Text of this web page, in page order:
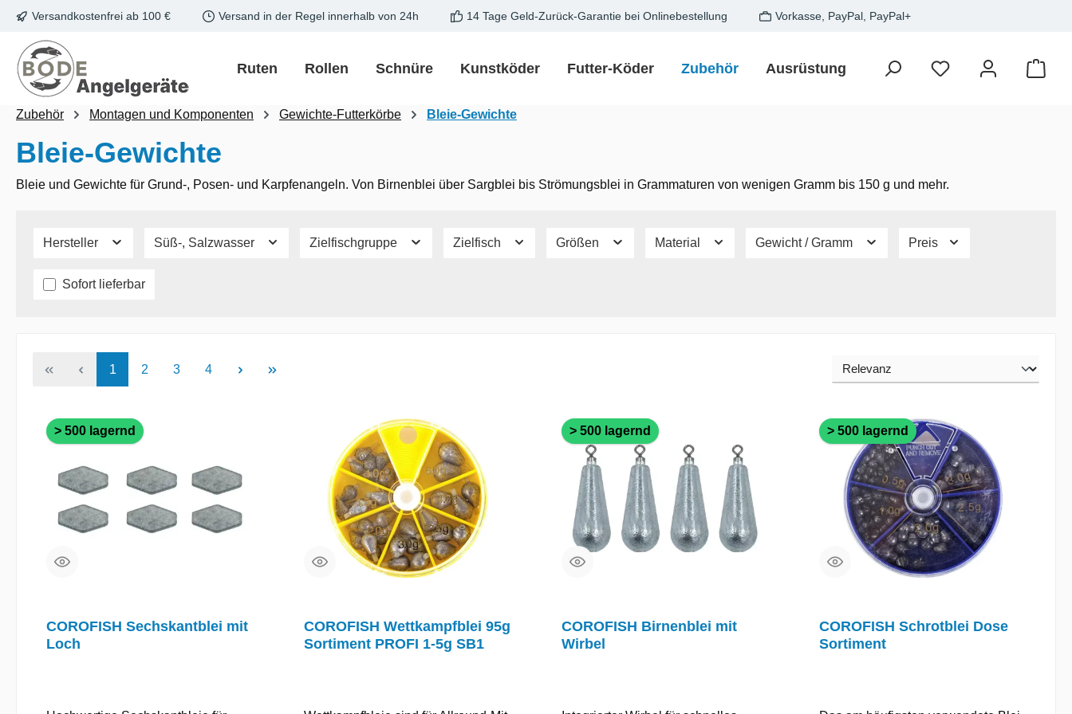
Hauptinhalt springen
Zur Suche springen
Zur Hauptnavigation springen
Versandkostenfrei ab 100 € Versand in der Regel innerhalb von 24h 14 Tage Geld-Zurück-Garantie bei Onlinebestellung Vorkasse, PayPal, PayPal+
Ruten Rollen Schnüre Kunstköder Futter-Köder Zubehör Ausrüstung Zielfisch SALE
Zubehör Montagen und Komponenten Gewichte-Futterkörbe Bleie-Gewichte
Bleie-Gewichte
Bleie und Gewichte für Grund-, Posen- und Karpfenangeln. Von Birnenblei über Sargblei bis Strömungsblei in Grammaturen von wenigen Gramm bis 150 g und mehr.
Hersteller Süß-, Salzwasser Zielfischgruppe Zielfisch Größen Material Gewicht / Gramm Preis
Sofort lieferbar
Seite
1 Seite
2 Seite
3 Seite
4
> 500 lagernd
COROFISH Sechskantblei mit
Loch
COROFISH Wettkampfblei 95g
Sortiment PROFI 1-5g SB1
> 500 lagernd
COROFISH Birnenblei mit
Wirbel
> 500 lagernd
COROFISH Schrotblei Dose
Sortiment